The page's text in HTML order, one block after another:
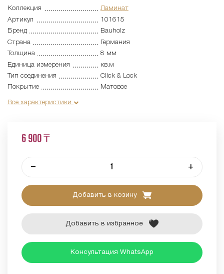
Коллекция
Ламинат
Артикул
101615
Бренд
Bauholz
Страна
Германия
Толщина
8 мм
Единица измерения
кв.м
Тип соединения
Click & Lock
Покрытие
Матовое
Все характеристики
6 900 ₸
– +
Добавить в козину
Добавить в избранное
Консультация WhatsApp